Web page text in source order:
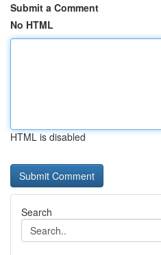
Submit a Comment
No HTML
HTML is disabled
Search